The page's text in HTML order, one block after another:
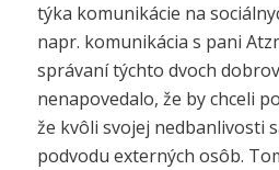
týka komunikácie na
napr. komunikácia s pani
správaní týchto dvoch
nenapovedalo, že by chceli
že kvôli svojej nedbanlivosti
podvodu externých osôb.